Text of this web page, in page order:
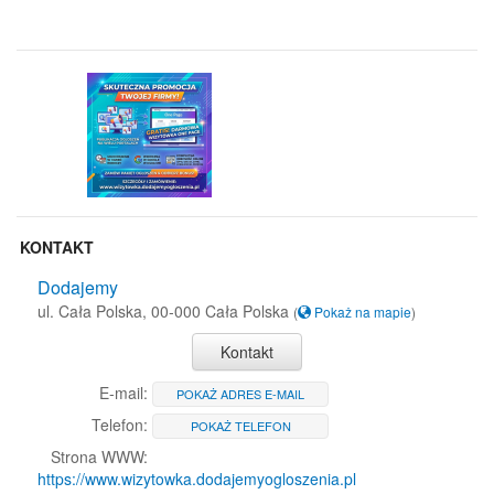
KONTAKT
Dodajemy
ul. Cała Polska, 00-000 Cała Polska ( Pokaż na mapie)
Kontakt
E-mail:
POKAŻ ADRES E-MAIL
Telefon: POKAŻ TELEFON
Strona WWW:
https://www.wizytowka.dodajemyogloszenia.pl